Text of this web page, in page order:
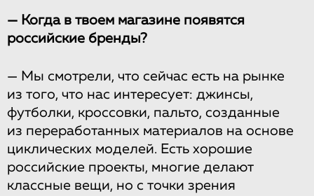
— Когда в твоем магазине появятся
российские бренды?
— Мы смотрели, что сейчас есть на рынке
из того, что нас интересует: джинсы,
футболки, кроссовки, пальто, созданные
из переработанных материалов на основе
циклических моделей. Есть хорошие
российские проекты, многие делают
классные вещи, но с точки зрения